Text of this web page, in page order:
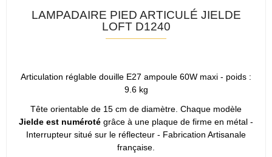
LAMPADAIRE PIED ARTICULÉ JIELDE
LOFT D1240
Articulation réglable douille E27 ampoule 60W maxi - poids :
9.6 kg
Tête orientable de 15 cm de diamètre. Chaque modèle
Jielde est numéroté grâce à une plaque de firme en métal -
Interrupteur situé sur le réflecteur - Fabrication Artisanale
française.